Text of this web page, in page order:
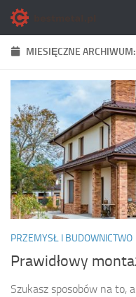
Skip to content
MIESIĘCZNE ARCHIWUM:
PRZEMYSŁ I BUDOWNICTWO
Prawidłowy
Szukasz sposobów na to,